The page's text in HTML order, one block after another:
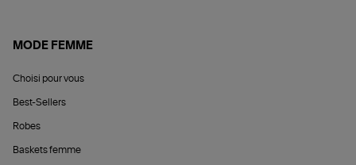
MODE FEMME
Choisi pour vous
Best-Sellers
Robes
Baskets femme